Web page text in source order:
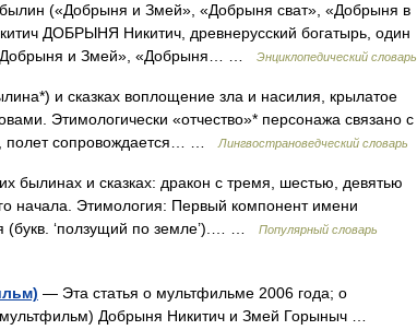
(«Добрыня и Змей», «Добрыня сват», «Добрыня в
ДОБРЫНЯ Никитич, древнерусский богатырь, один
(«Добрыня и Змей», «Добрыня… …
Энциклопедический словарь
и сказках воплощение зла и насилия, крылатое
Этимологически «отчество»* персонажа связано с
полет сопровождается… …
Лингвострановедческий словарь
былинах и сказках: дракон с тремя, шестью, девятью
начала. Этимология: Первый компонент имени
(букв. ‘ползущий по земле’).… …
Популярный словарь
— Эта статья о мультфильме 2006 года; о
Добрыня Никитич и Змей Горыныч …